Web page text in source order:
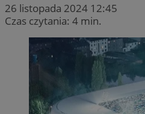
26 listopada 2024 12:45
Czas czytania: 4 min.